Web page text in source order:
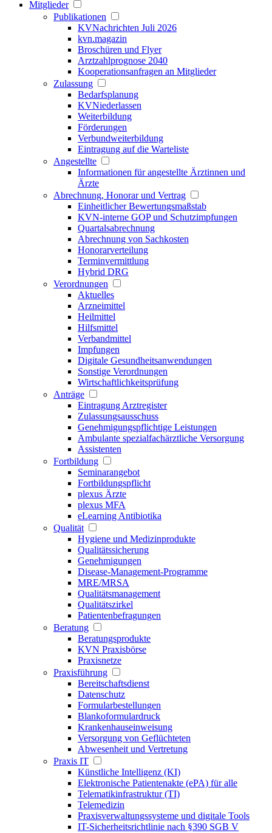
Mitglieder
Publikationen
KVNachrichten Juli 2026
kvn.magazin
Broschüren und Flyer
Arztzahlprognose 2040
Kooperationsanfragen an Mitglieder
Zulassung
Bedarfsplanung
KVNiederlassen
Weiterbildung
Förderungen
Verbundweiterbildung
Eintragung auf die Warteliste
Angestellte
Informationen für angestellte Ärztinnen und
Ärzte
Abrechnung, Honorar und Vertrag
Einheitlicher Bewertungsmaßstab
KVN-interne GOP und Schutzimpfungen
Quartalsabrechnung
Abrechnung von Sachkosten
Honorarverteilung
Terminvermittlung
Hybrid DRG
Verordnungen
Aktuelles
Arzneimittel
Heilmittel
Hilfsmittel
Verbandmittel
Impfungen
Digitale Gesundheitsanwendungen
Sonstige Verordnungen
Wirtschaftlichkeitsprüfung
Anträge
Eintragung Arztregister
Zulassungsausschuss
Genehmigungspflichtige Leistungen
Ambulante spezialfachärztliche Versorgung
Assistenten
Fortbildung
Seminarangebot
Fortbildungspflicht
plexus Ärzte
plexus MFA
eLearning Antibiotika
Qualität
Hygiene und Medizinprodukte
Qualitätssicherung
Genehmigungen
Disease-Management-Programme
MRE/MRSA
Qualitätsmanagement
Qualitätszirkel
Patientenbefragungen
Beratung
Beratungsprodukte
KVN Praxisbörse
Praxisnetze
Praxisführung
Bereitschaftsdienst
Datenschutz
Formularbestellungen
Blankoformulardruck
Krankenhauseinweisung
Versorgung von Geflüchteten
Abwesenheit und Vertretung
Praxis IT
Künstliche Intelligenz (KI)
Elektronische Patientenakte (ePA) für alle
Telematikinfrastruktur (TI)
Telemedizin
Praxisverwaltungssysteme und digitale Tools
IT-Sicherheitsrichtlinie nach §390 SGB V